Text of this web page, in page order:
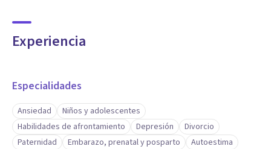
Experiencia
Especialidades
Ansiedad
Niños y adolescentes
Habilidades de afrontamiento
Depresión
Divorcio
Paternidad
Embarazo, prenatal y posparto
Autoestima